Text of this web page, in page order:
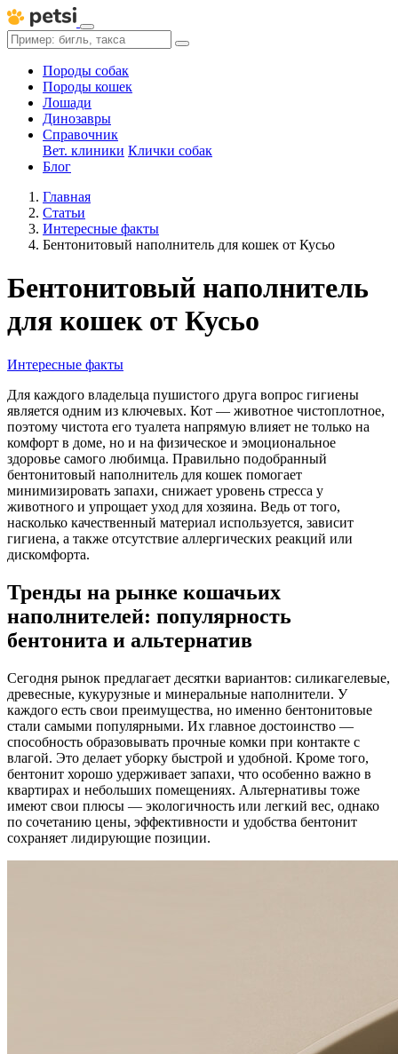
Породы собак
Породы кошек
Лошади
Динозавры
Справочник
Вет. клиники Клички собак
Блог
Главная
Статьи
Интересные факты
Бентонитовый наполнитель для кошек от Кусьо
Бентонитовый наполнитель
для кошек от Кусьо
Интересные факты
Для каждого владельца пушистого друга вопрос гигиены
является одним из ключевых. Кот — животное чистоплотное,
поэтому чистота его туалета напрямую влияет не только на
комфорт в доме, но и на физическое и эмоциональное
здоровье самого любимца. Правильно подобранный
бентонитовый наполнитель для кошек помогает
минимизировать запахи, снижает уровень стресса у
животного и упрощает уход для хозяина. Ведь от того,
насколько качественный материал используется, зависит
гигиена, а также отсутствие аллергических реакций или
дискомфорта.
Тренды на рынке кошачьих
наполнителей: популярность
бентонита и альтернатив
Сегодня рынок предлагает десятки вариантов: силикагелевые,
древесные, кукурузные и минеральные наполнители. У
каждого есть свои преимущества, но именно бентонитовые
стали самыми популярными. Их главное достоинство —
способность образовывать прочные комки при контакте с
влагой. Это делает уборку быстрой и удобной. Кроме того,
бентонит хорошо удерживает запахи, что особенно важно в
квартирах и небольших помещениях. Альтернативы тоже
имеют свои плюсы — экологичность или легкий вес, однако
по сочетанию цены, эффективности и удобства бентонит
сохраняет лидирующие позиции.